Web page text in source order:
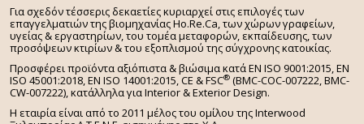
Για σχεδόν τέσσερις δεκαετίες κυριαρχεί στις επιλογές των
επαγγελματιών της βιομηχανίας Ho.Re.Ca, των χώρων γραφείων,
υγείας & εργαστηρίων, του τομέα μεταφορών, εκπαίδευσης, των
προσόψεων κτιρίων & του εξοπλισμού της σύγχρονης κατοικίας.
Προσφέρει προϊόντα αξιόπιστα & βιώσιμα κατά EN ISO 9001:2015, EN
ISO 45001:2018, EN ISO 14001:2015,CE & FSC® (BMC-COC-007222, BMC-
CW-007222), κατάλληλα για Interior & Exterior Design.
Η εταιρία είναι από το 2011 μέλος του ομίλου της Interwood